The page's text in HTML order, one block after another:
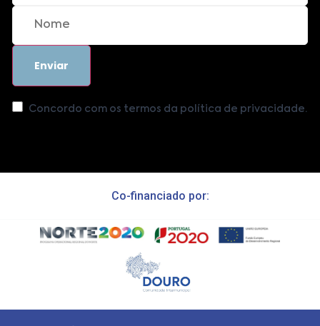
Concordo com os termos da política de privacidade.
Co-financiado por: